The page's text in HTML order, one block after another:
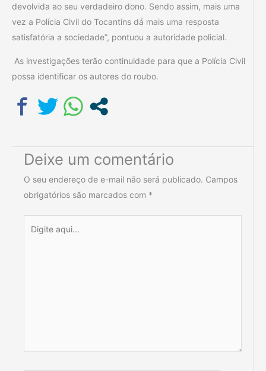
devolvida ao seu verdadeiro dono. Sendo assim, mais uma
vez a Polícia Civil do Tocantins dá mais uma resposta
satisfatória a sociedade”, pontuou a autoridade policial.
As investigações terão continuidade para que a Polícia Civil
possa identificar os autores do roubo.
Deixe um comentário
O seu endereço de e-mail não será publicado. Campos
obrigatórios são marcados com *
aqui...